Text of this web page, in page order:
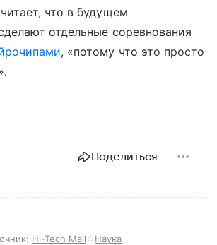
что в будущем
отдельные соревнования
, «потому что это просто
Поделиться
Hi-Tech Mail Наука